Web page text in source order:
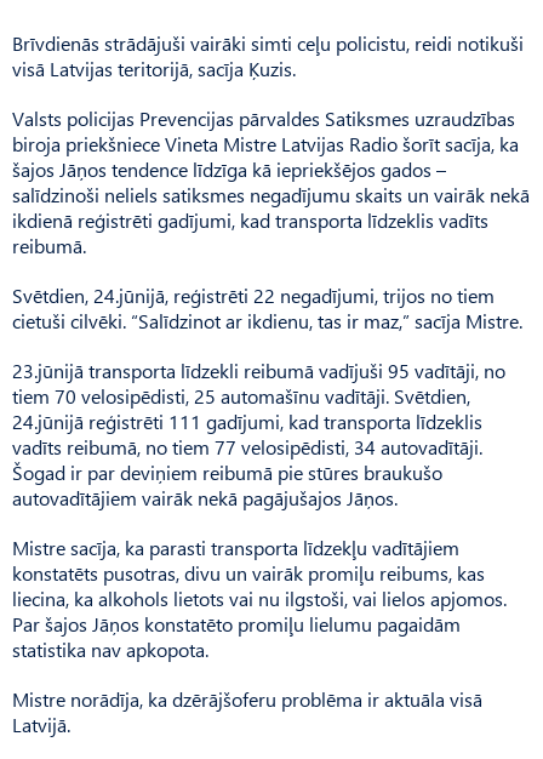
Brīvdienās strādājuši vairāki simti ceļu policistu, reidi notikuši
visā Latvijas teritorijā, sacīja Ķuzis.
Valsts policijas Prevencijas pārvaldes Satiksmes uzraudzības
biroja priekšniece Vineta Mistre Latvijas Radio šorīt sacīja, ka
šajos Jāņos tendence līdzīga kā iepriekšējos gados –
salīdzinoši neliels satiksmes negadījumu skaits un vairāk nekā
ikdienā reģistrēti gadījumi, kad transporta līdzeklis vadīts
reibumā.
Svētdien, 24.jūnijā, reģistrēti 22 negadījumi, trijos no tiem
cietuši cilvēki. “Salīdzinot ar ikdienu, tas ir maz,” sacīja Mistre.
23.jūnijā transporta līdzekli reibumā vadījuši 95 vadītāji, no
tiem 70 velosipēdisti, 25 automašīnu vadītāji. Svētdien,
24.jūnijā reģistrēti 111 gadījumi, kad transporta līdzeklis
vadīts reibumā, no tiem 77 velosipēdisti, 34 autovadītāji.
Šogad ir par deviņiem reibumā pie stūres braukušo
autovadītājiem vairāk nekā pagājušajos Jāņos.
Mistre sacīja, ka parasti transporta līdzekļu vadītājiem
konstatēts pusotras, divu un vairāk promiļu reibums, kas
liecina, ka alkohols lietots vai nu ilgstoši, vai lielos apjomos.
Par šajos Jāņos konstatēto promiļu lielumu pagaidām
statistika nav apkopota.
Mistre norādīja, ka dzērājšoferu problēma ir aktuāla visā
Latvijā.